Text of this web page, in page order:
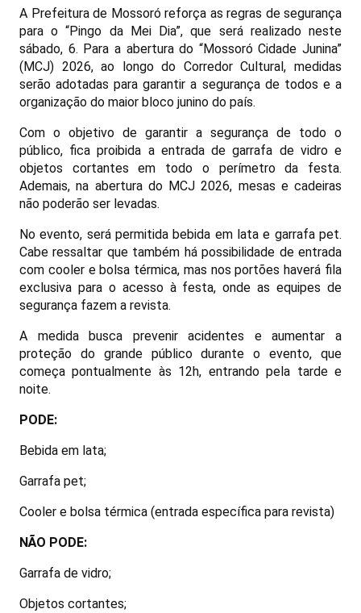
A Prefeitura de Mossoró reforça as regras de segurança
para o “Pingo da Mei Dia”, que será realizado neste
sábado, 6. Para a abertura do “Mossoró Cidade Junina”
(MCJ) 2026, ao longo do Corredor Cultural, medidas
serão adotadas para garantir a segurança de todos e a
organização do maior bloco junino do país.
Com o objetivo de garantir a segurança de todo o
público, fica proibida a entrada de garrafa de vidro e
objetos cortantes em todo o perímetro da festa.
Ademais, na abertura do MCJ 2026, mesas e cadeiras
não poderão ser levadas.
No evento, será permitida bebida em lata e garrafa pet.
Cabe ressaltar que também há possibilidade de entrada
com cooler e bolsa térmica, mas nos portões haverá fila
exclusiva para o acesso à festa, onde as equipes de
segurança fazem a revista.
A medida busca prevenir acidentes e aumentar a
proteção do grande público durante o evento, que
começa pontualmente às 12h, entrando pela tarde e
noite.
PODE:
Bebida em lata;
Garrafa pet;
Cooler e bolsa térmica (entrada específica para revista)
NÃO PODE:
Garrafa de vidro;
Objetos cortantes;